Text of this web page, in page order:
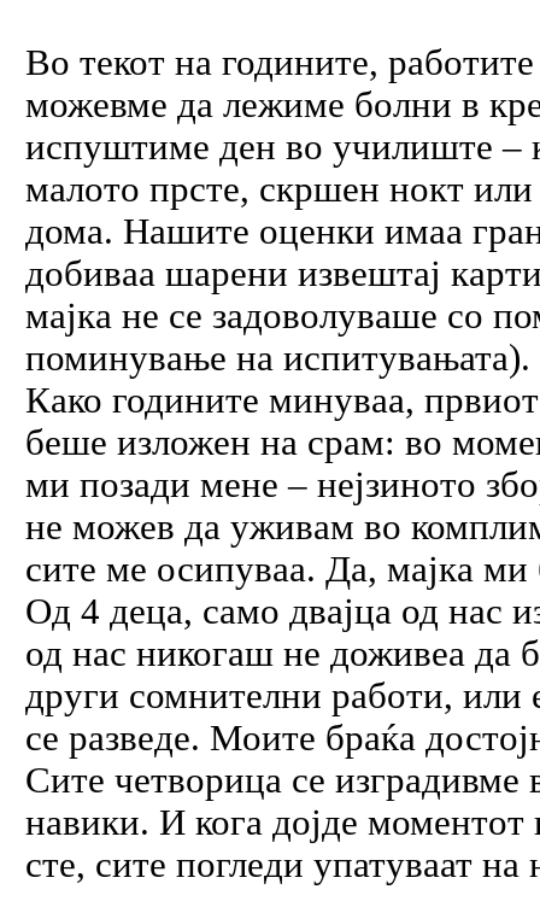
Во текот на годините,
можевме да лежиме болни в
испуштиме ден во училиште –
малото прсте, скршен нокт или
дома. Нашите оценки имаа
добиваа шарени извештај
мајка не се задоволуваше со
поминување на испитувањата).
Како годините минуваа,
беше изложен на срам: во
ми позади мене – нејзиното
не можев да уживам во
сите ме осипуваа. Да, мајка
Од 4 деца, само двајца од нас
од нас никогаш не доживеа да
други сомнителни работи, или
се разведе. Моите браќа
Сите четворица се
навики. И кога дојде моментот
сте, сите погледи упатуваат